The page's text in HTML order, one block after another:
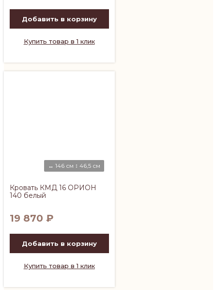
Добавить в корзину
Купить товар в 1 клик
↔ 146 см ↕ 46,5 см
Кровать КМД 16 ОРИОН
140 белый
19 870 ₽
Добавить в корзину
Купить товар в 1 клик